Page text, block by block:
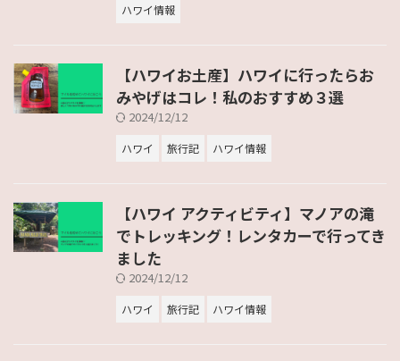
ハワイ情報
【ハワイお土産】ハワイに行ったらお
みやげはコレ！私のおすすめ３選
2024/12/12
ハワイ 旅行記 ハワイ情報
【ハワイ アクティビティ】マノアの滝
でトレッキング！レンタカーで行ってき
ました
2024/12/12
ハワイ 旅行記 ハワイ情報